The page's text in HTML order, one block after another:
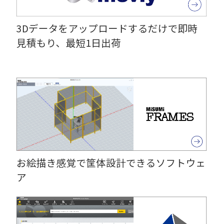
3Dデータをアップロードするだけで即時
見積もり、最短1日出荷
お絵描き感覚で筐体設計できるソフトウェ
ア